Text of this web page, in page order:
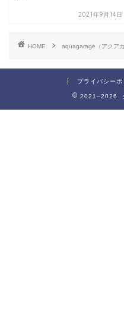
2021年9月14日
HOME aquagarage（アクア
プライバシーポ
2021–2026